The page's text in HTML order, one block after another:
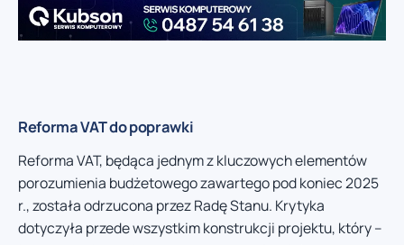
Reforma VAT do poprawki
Reforma VAT, będąca jednym z kluczowych elementów
porozumienia budżetowego zawartego pod koniec 2025
r., została odrzucona przez Radę Stanu. Krytyka
dotyczyła przede wszystkim konstrukcji projektu, który –